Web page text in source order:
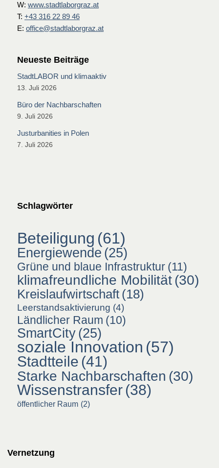
W: www.stadtlaborgraz.at
T: +43 316 22 89 46
E: office@stadtlaborgraz.at
Neueste Beiträge
StadtLABOR und klimaaktiv
13. Juli 2026
Büro der Nachbarschaften
9. Juli 2026
Justurbanities in Polen
7. Juli 2026
Schlagwörter
Beteiligung (61)
Energiewende (25)
Grüne und blaue Infrastruktur (11)
klimafreundliche Mobilität(30)
Kreislaufwirtschaft (18)
Leerstandsaktivierung (4)
Ländlicher Raum (10)
SmartCity(25)
soziale Innovation (57)
Stadtteile (41)
Starke Nachbarschaften (30)
Wissenstransfer(38)
öffentlicher Raum (2)
Vernetzung